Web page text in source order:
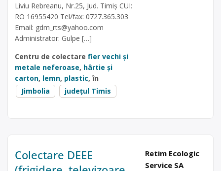
Liviu Rebreanu, Nr.25, Jud. Timiș CUI:
RO 16955420 Tel/fax: 0727.365.303
Email: gdm_rts@yahoo.com
Administrator: Gulpe […]
Centru de colectare fier vechi și
metale neferoase, hârtie și
carton, lemn, plastic, în
Jimbolia
județul Timis
Colectare DEEE
Retim Ecologic
Service SA